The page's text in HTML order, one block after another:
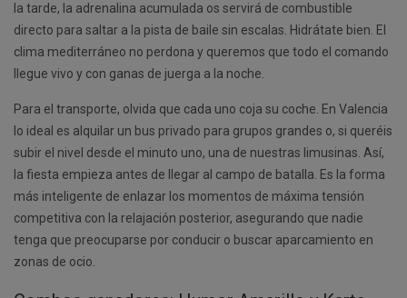
la tarde, la adrenalina acumulada os servirá de combustible
directo para saltar a la pista de baile sin escalas. Hidrátate bien. El
clima mediterráneo no perdona y queremos que todo el comando
llegue vivo y con ganas de juerga a la noche.
Para el transporte, olvida que cada uno coja su coche. En Valencia
lo ideal es alquilar un bus privado para grupos grandes o, si queréis
subir el nivel desde el minuto uno, una de nuestras limusinas. Así,
la fiesta empieza antes de llegar al campo de batalla. Es la forma
más inteligente de enlazar los momentos de máxima tensión
competitiva con la relajación posterior, asegurando que nadie
tenga que preocuparse por conducir o buscar aparcamiento en
zonas de ocio.